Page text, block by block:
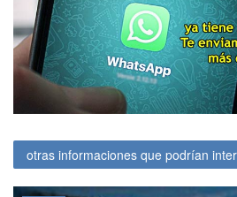
otras informaciones que podrían